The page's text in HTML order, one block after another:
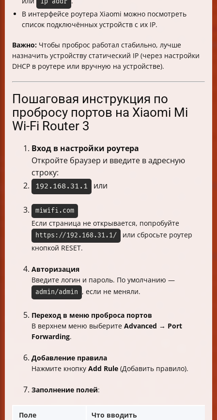
В интерфейсе роутера Xiaomi можно посмотреть
список подключённых устройств с их IP.
Важно: Чтобы проброс работал стабильно, лучше
назначить устройству статический IP (через настройки
DHCP в роутере или вручную на устройстве).
Пошаговая инструкция по
пробросу портов на Xiaomi Mi
Wi-Fi Router 3
Вход в настройки роутера
Откройте браузер и введите в адресную
строку:
192.168.31.1 или
miwifi.com
Если страница не открывается, попробуйте
https://192.168.31.1/
или сбросьте роутер
кнопкой RESET.
Авторизация
Введите логин и пароль. По умолчанию —
admin/admin , если не меняли.
Переход в меню проброса портов
В верхнем меню выберите Advanced → Port
Forwarding.
Добавление правила
Нажмите кнопку Add Rule (Добавить правило).
Заполнение полей:
Поле Что вводить